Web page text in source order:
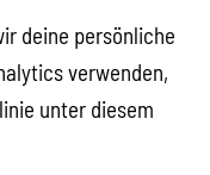
deine persönliche
verwenden,
unter diesem